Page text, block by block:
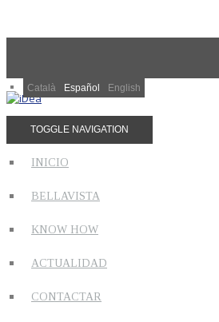
Català Español English
TOGGLE NAVIGATION
INICIO
BELLAVISTA
KNOW HOW
ACTUALIDAD
CONTACTAR